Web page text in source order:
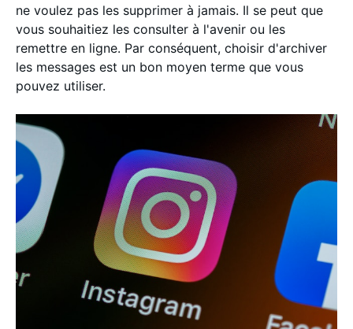
ne voulez pas les supprimer à jamais. Il se peut que
vous souhaitiez les consulter à l'avenir ou les
remettre en ligne. Par conséquent, choisir d'archiver
les messages est un bon moyen terme que vous
pouvez utiliser.